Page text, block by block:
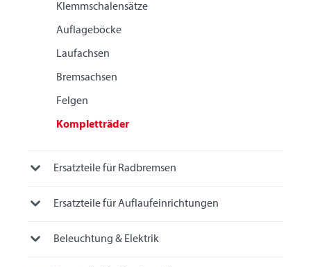
Klemmschalensätze
Auflageböcke
Laufachsen
Bremsachsen
Felgen
Kompletträder
Ersatzteile für Radbremsen
Ersatzteile für Auflaufeinrichtungen
Beleuchtung & Elektrik